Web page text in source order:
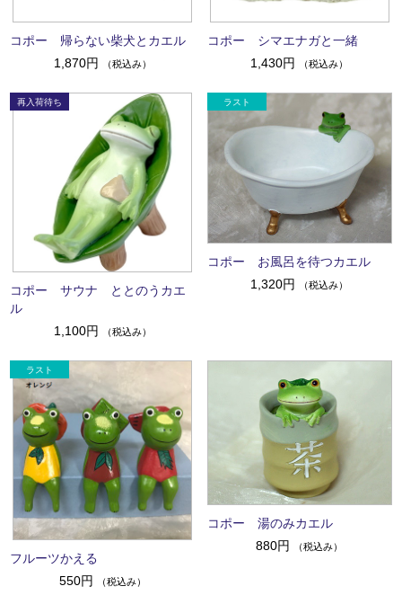
コポー 帰らない柴犬とカエル
1,870円
（税込み）
コポー シマエナガと一緒
1,430円
（税込み）
コポー サウナ ととのうカエ
ル
1,100円
（税込み）
コポー お風呂を待つカエル
1,320円
（税込み）
フルーツかえる
550円
（税込み）
コポー 湯のみカエル
880円
（税込み）